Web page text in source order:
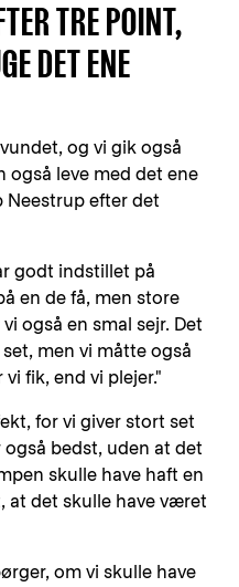
TRE POINT,
DET ENE
og vi gik også
også leve med det ene
Neestrup efter det
godt indstillet på
en de få, men store
også en smal sejr. Det
men vi måtte også
fik, end vi plejer."
for vi giver stort set
bedst, uden at det
skulle have haft en
at det skulle have været
om vi skulle have